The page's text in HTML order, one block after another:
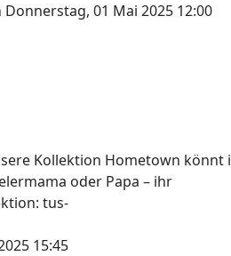
Donnerstag, 01 Mai 2025 12:00
Kollektion Hometown könnt
oder Papa – ihr
tus-
15:45